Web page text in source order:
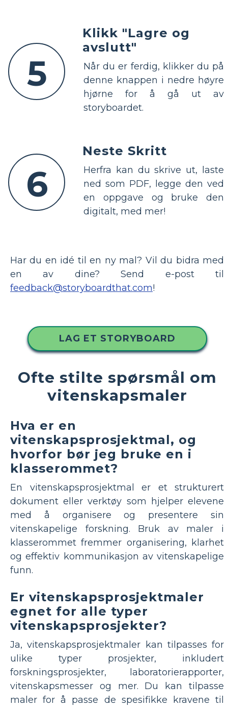
5
Klikk "Lagre og
avslutt"
Når du er ferdig, klikker du på
denne knappen i nedre høyre
hjørne for å gå ut av
storyboardet.
6
Neste Skritt
Herfra kan du skrive ut, laste
ned som PDF, legge den ved
en oppgave og bruke den
digitalt, med mer!
Har du en idé til en ny mal? Vil du bidra med
en av dine? Send e-post til
feedback@storyboardthat.com!
LAG ET STORYBOARD
Ofte stilte spørsmål om
vitenskapsmaler
Hva er en
vitenskapsprosjektmal, og
hvorfor bør jeg bruke en i
klasserommet?
En vitenskapsprosjektmal er et strukturert
dokument eller verktøy som hjelper elevene
med å organisere og presentere sin
vitenskapelige forskning. Bruk av maler i
klasserommet fremmer organisering, klarhet
og effektiv kommunikasjon av vitenskapelige
funn.
Er vitenskapsprosjektmaler
egnet for alle typer
vitenskapsprosjekter?
Ja, vitenskapsprosjektmaler kan tilpasses for
ulike typer prosjekter, inkludert
forskningsprosjekter, laboratorierapporter,
vitenskapsmesser og mer. Du kan tilpasse
maler for å passe de spesifikke kravene til